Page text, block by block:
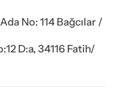
No: 114 Bağcılar /
D:a, 34116 Fatih/